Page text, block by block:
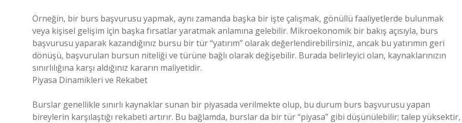
Örneğin, bir burs başvurusu yapmak, aynı zamanda başka bir işte çalışmak, gönüllü faaliyetlerde bulunmak
veya kişisel gelişim için başka fırsatlar yaratmak anlamına gelebilir. Mikroekonomik bir bakış açısıyla, burs
başvurusu yaparak kazandığınız bursu bir tür “yatırım” olarak değerlendirebilirsiniz, ancak bu yatırımın geri
dönüşü, başvurulan bursun niteliği ve türüne bağlı olarak değişebilir. Burada belirleyici olan, kaynaklarınızın
sınırlılığına karşı aldığınız kararın maliyetidir.
Piyasa Dinamikleri ve Rekabet
Burslar genellikle sınırlı kaynaklar sunan bir piyasada verilmekte olup, bu durum burs başvurusu yapan
bireylerin karşılaştığı rekabeti artırır. Bu bağlamda, burslar da bir tür “piyasa” gibi düşünülebilir; talep yüksektir,